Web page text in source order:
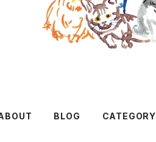
BLOG CATEGORY